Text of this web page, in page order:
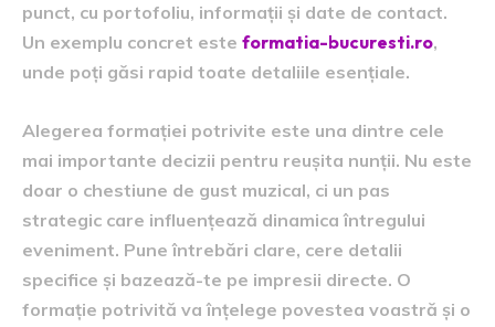
punct, cu portofoliu, informații și date de contact.
Un exemplu concret este formatia-bucuresti.ro,
unde poți găsi rapid toate detaliile esențiale.
Alegerea formației potrivite este una dintre cele
mai importante decizii pentru reușita nunții. Nu este
doar o chestiune de gust muzical, ci un pas
strategic care influențează dinamica întregului
eveniment. Pune întrebări clare, cere detalii
specifice și bazează-te pe impresii directe. O
formație potrivită va înțelege povestea voastră și o